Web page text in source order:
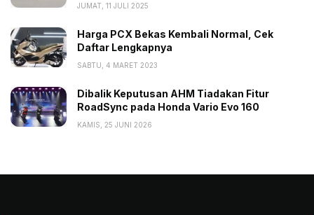
JUMAT, 11 JULI 2025
Harga PCX Bekas Kembali Normal, Cek
Daftar Lengkapnya
SABTU, 4 MARET 2023
Dibalik Keputusan AHM Tiadakan Fitur
RoadSync pada Honda Vario Evo 160
KAMIS, 25 JUNI 2026